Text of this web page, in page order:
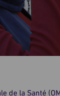
de la Santé